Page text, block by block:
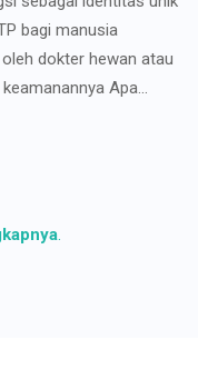
bagi manusia
dokter hewan atau
Apa...